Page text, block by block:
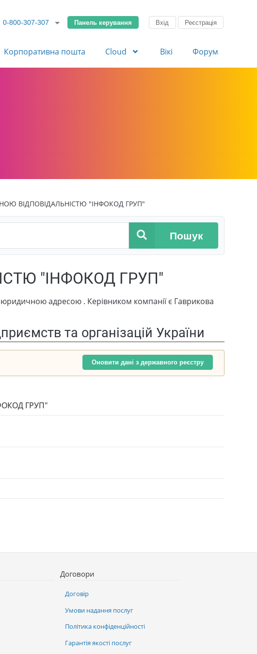
0-800-307-307 Панель керування Вхід Реєстрація
Корпоративна пошта Cloud Вікі Форум
ВІДПОВІДАЛЬНІСТЮ "ІНФОКОД ГРУП"
Пошук
"ІНФОКОД ГРУП"
адресою . Керівником компанії є Гаврикова
та організацій України
Оновити дані з державного реєстру
ГРУП"
Договори
Договір
Умови надання послуг
Політика конфіденційності
Гарантія якості послуг